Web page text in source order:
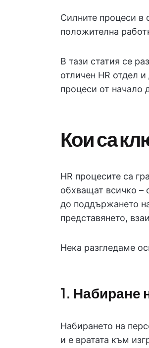
Силните процеси в
положителна
В тази статия се
отличен HR отдел
процеси от начало
Кои са
HR процесите са
обхващат всичко –
до поддържането
представянето,
Нека разгледаме
1. Набиране
Набирането на
и е вратата към